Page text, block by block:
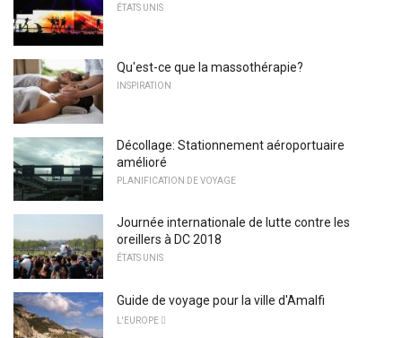
ÉTATS UNIS
Qu'est-ce que la massothérapie?
INSPIRATION
Décollage: Stationnement aéroportuaire
amélioré
PLANIFICATION DE VOYAGE
Journée internationale de lutte contre les
oreillers à DC 2018
ÉTATS UNIS
Guide de voyage pour la ville d'Amalfi
L'EUROPE 